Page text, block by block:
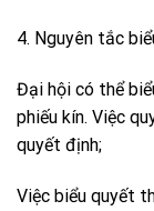
4. Nguyên tắc
Đại hội có thể
phiếu kín. Việc
quyết định;
Việc biểu quyết